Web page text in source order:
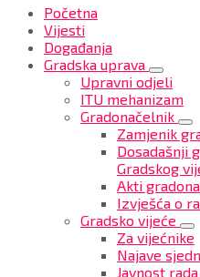
Početna
Vijesti
Događanja
Gradska uprava
Upravni odjeli
ITU mehanizam
Gradonačelnik
Zamjenik
Dosadašnji
Gradskog
Akti
Izvješća o
Gradsko vijeće
Za vijećnike
Najave
Javnost rada